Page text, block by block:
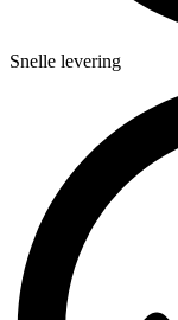
Snelle levering